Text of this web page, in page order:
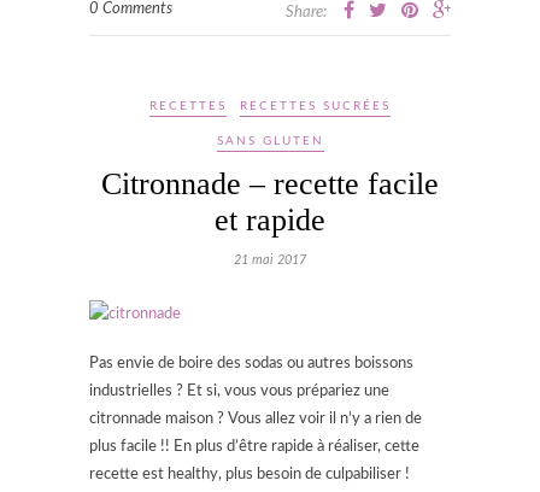
0 Comments Share:
RECETTES RECETTES SUCRÉES
SANS GLUTEN
Citronnade – recette facile
et rapide
21 mai 2017
Pas envie de boire des sodas ou autres boissons
industrielles ? Et si, vous vous prépariez une
citronnade maison ? Vous allez voir il n’y a rien de
plus facile !! En plus d’être rapide à réaliser, cette
recette est healthy, plus besoin de culpabiliser !